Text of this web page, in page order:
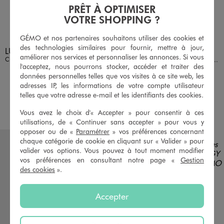
Disponible en 1 coloris
MARRON LULU CASTAGNETTE G4G D
Chaussons de naissance look boots à scratch bébé - LuluCastagnette
12,99 €
5/5 de moyenne
(5 avis)
Disponible en 1 coloris
BLEU MARINE
Après-ski fourrés avec zip sur l'avant bébé
19,99 €
4.5/5 de moyenne
(33 avis)
PRÊT À OPTIMISER
VOTRE SHOPPING ?
GÉMO et nos partenaires souhaitons utiliser des cookies et
des technologies similaires pour fournir, mettre à jour,
améliorer nos services et personnaliser les annonces. Si vous
l'acceptez, nous pourrons stocker, accéder et traiter des
données personnelles telles que vos visites à ce site web, les
adresses IP, les informations de votre compte utilisateur
telles que votre adresse e-mail et les identifiants des cookies.
Vous avez le choix d'« Accepter » pour consentir à ces
utilisations, de « Continuer sans accepter » pour vous y
opposer ou de « Paramétrer » vos préférences concernant
chaque catégorie de cookie en cliquant sur « Valider » pour
valider vos options. Vous pouvez à tout moment modifier
vos préférences en consultant notre page « Gestion
des cookies ».
Accepter